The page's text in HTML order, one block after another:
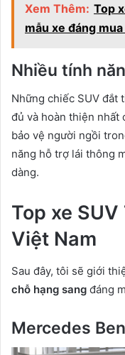
Xem Thêm: Top
mẫu xe đáng
Nhiều tính
Những chiếc SUV đắt
đủ và hoàn thiện nhất
bảo vệ người ngồi
năng hỗ trợ lái thông
dàng.
Top xe
Việt Nam
Sau đây, tôi sẽ giới
chỗ hạng sang đáng
Mercedes